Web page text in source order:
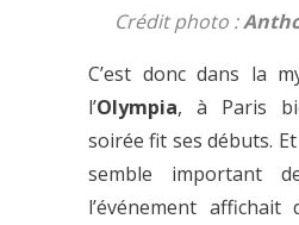
Crédit photo :
C’est donc dans la
l’Olympia, à Paris
soirée fit ses débuts.
semble important
l’événement affichait